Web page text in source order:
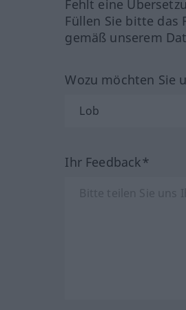
Fehlt eine
Füllen Sie bitte das
gemäß unserem
Wozu möchten Sie
Ihr Feedback*